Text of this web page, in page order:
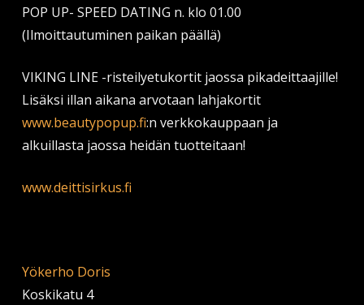
POP UP- SPEED DATING n. klo 01.00
(Ilmoittautuminen paikan päällä)
VIKING LINE -risteilyetukortit jaossa pikadeittaajille!
Lisäksi illan aikana arvotaan lahjakortit
www.beautypopup.fi:n verkkokauppaan ja
alkuillasta jaossa heidän tuotteitaan!
www.deittisirkus.fi
Yökerho Doris
Koskikatu 4